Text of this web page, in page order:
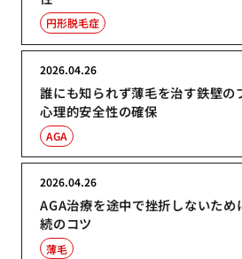
円形脱毛症
誰にも知られず薄毛を治す鉄壁の
心理的安全性の確保
2026.04.26
AGA
AGA治療を途中で挫折しないため
続のコツ
2026.04.26
薄毛